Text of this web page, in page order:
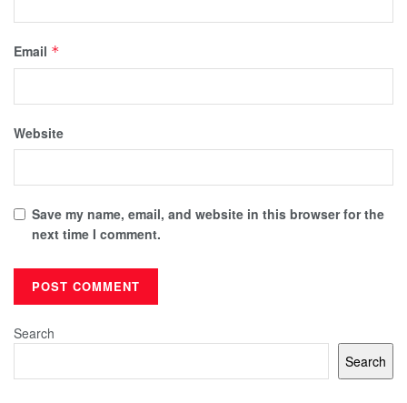
Email *
Website
Save my name, email, and website in this browser for the
next time I comment.
Search
Search